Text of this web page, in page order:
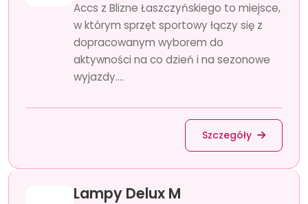
Accs z Blizne Łaszczyńskiego to miejsce,
w którym sprzęt sportowy łączy się z
dopracowanym wyborem do
aktywności na co dzień i na sezonowe
wyjazdy....
Szczegóły
Lampy Delux M